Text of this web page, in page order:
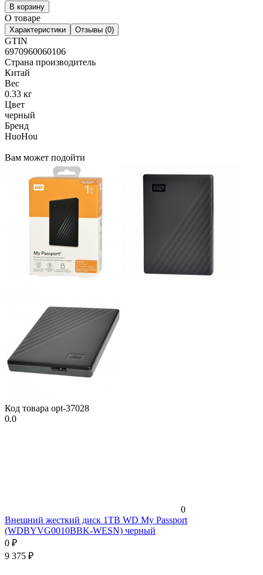
В корзину
О товаре
Характеристики Отзывы (0)
GTIN
6970960060106
Страна производитель
Китай
Вес
0.33 кг
Цвет
черный
Бренд
HuoHou
Вам может подойти
Код товара opt-37028
0.0
0
Внешний жесткий диск 1TB WD My Passport
(WDBYVG0010BBK-WESN) черный
0 ₽
9 375 ₽